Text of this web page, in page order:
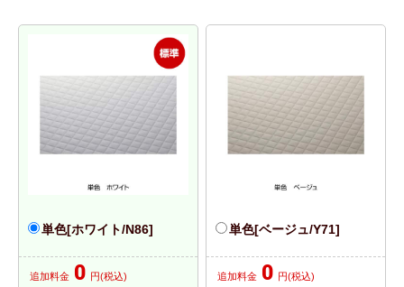
単色[ホワイト/N86]
追加料金 0 円(税込)
単色[ベージュ/Y71]
追加料金 0 円(税込)